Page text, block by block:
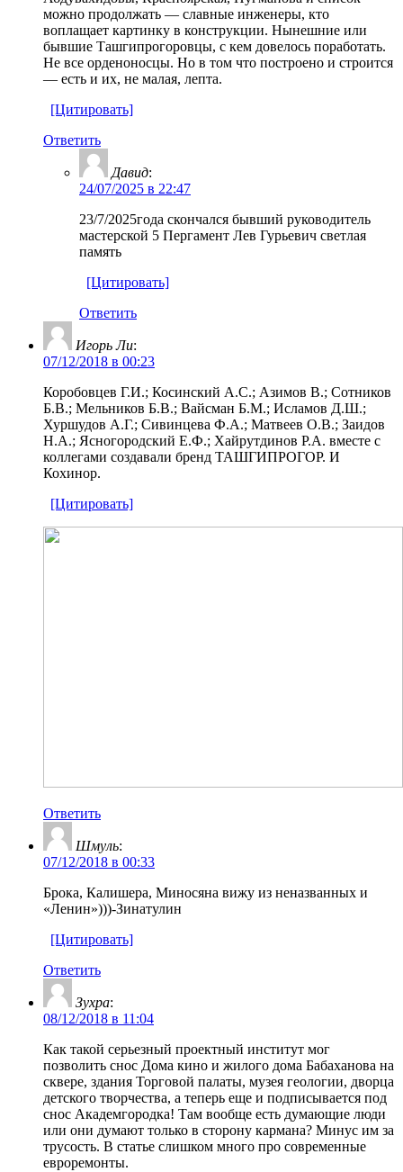
можно продолжать — славные инженеры, кто
воплащает картинку в конструкции. Нынешние или
бывшие Ташгипрогоровцы, с кем довелось поработать.
Не все орденоносцы. Но в том что построено и строится
— есть и их, не малая, лепта.
[Цитировать]
Ответить
Давид:
24/07/2025 в 22:47
23/7/2025года скончался бывший руководитель
мастерской 5 Пергамент Лев Гурьевич светлая
память
[Цитировать]
Ответить
Игорь Ли:
07/12/2018 в 00:23
Коробовцев Г.И.; Косинский А.С.; Азимов В.; Сотников
Б.В.; Мельников Б.В.; Вайсман Б.М.; Исламов Д.Ш.;
Хуршудов А.Г.; Сивинцева Ф.А.; Матвеев О.В.; Заидов
Н.А.; Ясногородский Е.Ф.; Хайрутдинов Р.А. вместе с
коллегами создавали бренд ТАШГИПРОГОР. И
Кохинор.
[Цитировать]
Ответить
Шмуль:
07/12/2018 в 00:33
Брока, Калишера, Миносяна вижу из неназванных и
«Ленин»)))-Зинатулин
[Цитировать]
Ответить
Зухра:
08/12/2018 в 11:04
Как такой серьезный проектный институт мог
позволить снос Дома кино и жилого дома Бабаханова на
сквере, здания Торговой палаты, музея геологии, дворца
детского творчества, а теперь еще и подписывается под
снос Академгородка! Там вообще есть думающие люди
или они думают только в сторону кармана? Минус им за
трусость. В статье слишком много про современные
евроремонты.